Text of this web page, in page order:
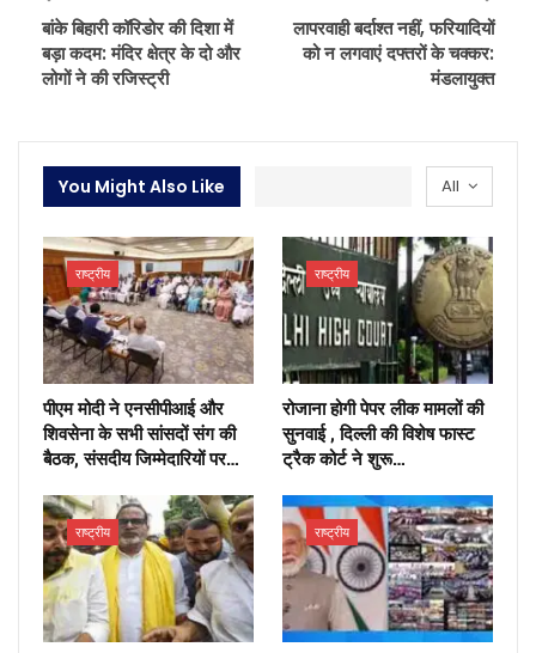
बांके बिहारी कॉरिडोर की दिशा में
बड़ा कदम: मंदिर क्षेत्र के दो और
लोगों ने की रजिस्ट्री
लापरवाही बर्दाश्त नहीं, फरियादियों
को न लगवाएं दफ्तरों के चक्कर:
मंडलायुक्त
All
You Might Also Like
राष्ट्रीय
पीएम मोदी ने एनसीपीआई और
शिवसेना के सभी सांसदों संग की
बैठक, संसदीय जिम्मेदारियों पर…
राष्ट्रीय
रोजाना होगी पेपर लीक मामलों की
सुनवाई , दिल्ली की विशेष फास्ट
ट्रैक कोर्ट ने शुरू…
राष्ट्रीय राष्ट्रीय